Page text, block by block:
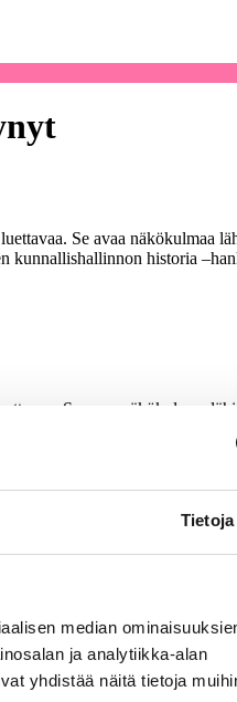
Tietoja
median
ja analytiikka-alan
yhdistää näitä tietoja
Se avaa näkökulmaa
kunnallishallinnon historia
Se avaa näkökulmaa
Ari Manninen,